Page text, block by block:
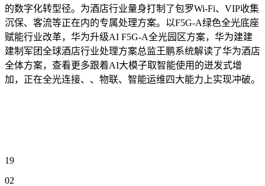
的数字化转型径。为酒店行业量身打制了包罗Wi-Fi、VIP收集
沉保、客流等正在内的专属处理方案。以F5G-A绿色全光底座
赋能行业改革，华为升级AI F5G-A全光园区方案，华为建建
建制军团全球酒店行业处理方案总监王鹏系统解读了华为酒店
全体方案，查看更多跟着AI大模子取智能使用的迸发式增
加，正在全光连接、、物联、智能运维四大能力上实现冲破。
19
02